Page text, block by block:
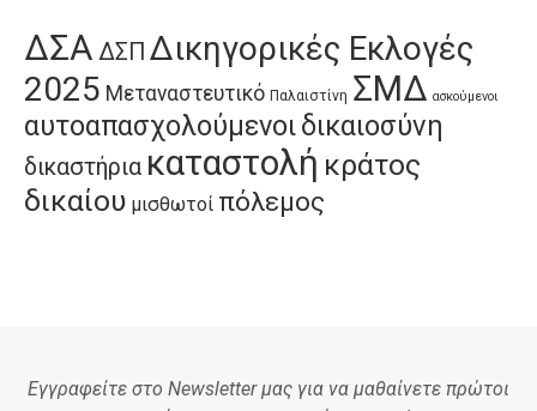
ΔΣΑ ΔΣΠ Δικηγορικές Εκλογές
2025 Μεταναστευτικό Παλαιστίνη ΣΜΔ ασκούμενοι
αυτοαπασχολούμενοιδικαιοσύνη
δικαστήρια καταστολή κράτος
δικαίου μισθωτοί πόλεμος
Εγγραφείτε στο Newsletter μας για να μαθαίνετε πρώτοι